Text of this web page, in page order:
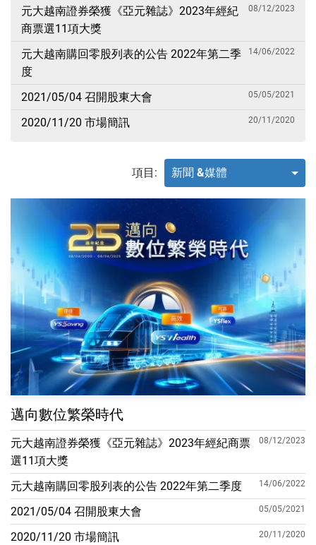
元大越南證券榮獲《亞元雜誌》2023年經紀
商票選11項大獎
08/12/2023
元大越南購回零股列表的公告 2022年第二季
度
14/06/2022
2021/05/04 召開股東大會 05/05/2021
2020/11/20 市場簡訊 20/11/2020
項目: 新聞 &媒體
邁向數位繁榮時代
元大越南證券榮獲《亞元雜誌》2023年經紀商票
選11項大獎
08/12/2023
元大越南購回零股列表的公告 2022年第二季度 14/06/2022
2021/05/04 召開股東大會 05/05/2021
2020/11/20 市場簡訊 20/11/2020